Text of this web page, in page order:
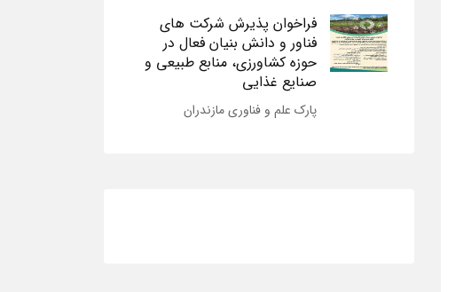
فراخوان پذیرش شرکت های
فناور و دانش بنیان فعال در
حوزه کشاورزی، منابع طبیعی و
صنایع غذایی
پارک علم و فناوری مازندران